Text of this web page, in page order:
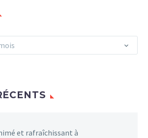
toutes les émissions et
et rafraîchissant à